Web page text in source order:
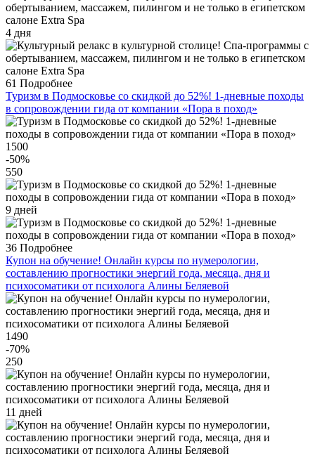
4 дня
61 Подробнее
Туризм в Подмосковье со скидкой до 52%! 1-дневные походы
в сопровождении гида от компании «Пора в поход»
1500
-50%
550
9 дней
36 Подробнее
Купон на обучение! Онлайн курсы по нумерологии,
составлению прогностики энергий года, месяца, дня и
психосоматики от психолога Алины Беляевой
1490
-70%
250
11 дней